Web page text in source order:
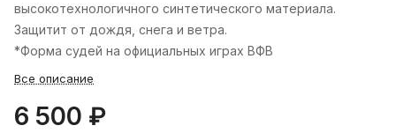
высокотехнологичного синтетического материала.
Защитит от дождя, снега и ветра.
*Форма судей на официальных играх ВФВ
Все описание
6 500 ₽